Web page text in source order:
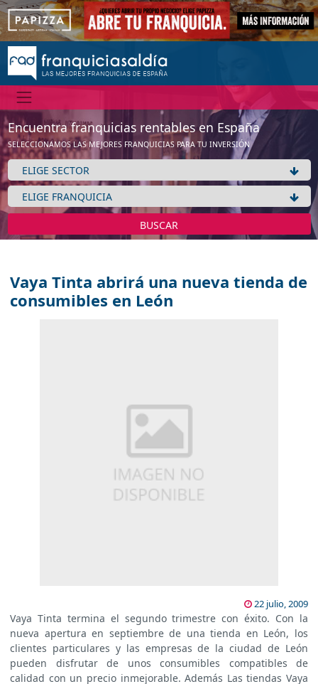
Encuentra franquicias rentables en España
SELECCIONAMOS LAS MEJORES FRANQUICIAS PARA TU INVERSIÓN
BUSCAR
Vaya Tinta abrirá una nueva tienda de
consumibles en León
22 julio, 2009
Vaya Tinta termina el segundo trimestre con éxito. Con la
nueva apertura en septiembre de una tienda en León, los
clientes particulares y las empresas de la ciudad de León
pueden disfrutar de unos consumibles compatibles de
calidad con un precio inmejorable. Además Las tiendas Vaya